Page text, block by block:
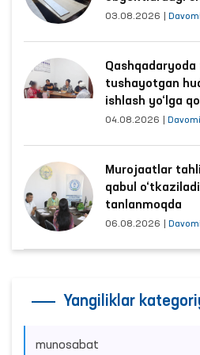
03.08.2026 Davomi
tushayotgan
ishlash yo‘lga
04.08.2026 Davomi
Murojaatlar
qabul
tanlanmoqda
06.08.2026 Davomi
Yangiliklar
munosabat